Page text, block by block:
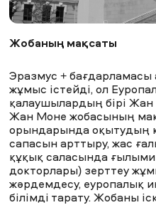
ЖАҢАЛЫҚТАР БАҚ БІЗ ТУРАЛЫ
ENG KAZ RUS
Жобаның мақсаты
Эразмус +
жұмыс істейді, ол
қалаушылардың бірі
Жан Моне жобасының
орындарында оқытудың
сапасын арттыру, жас
құқық саласында
докторлары) зерттеу
жәрдемдесу, еуропалық
білімді тарату. Жобаны